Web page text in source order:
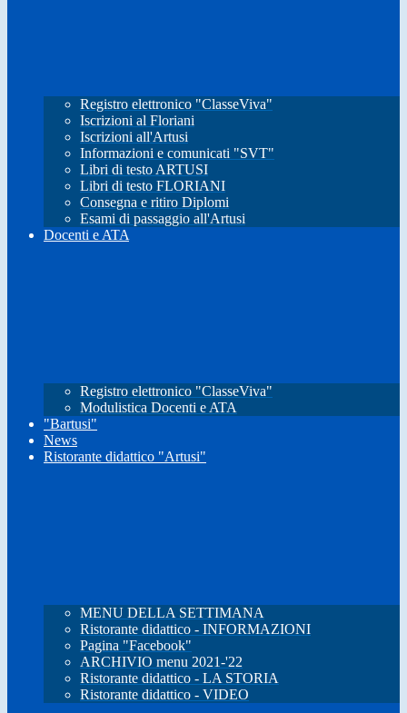
Registro elettronico "ClasseViva"
Iscrizioni al Floriani
Iscrizioni all'Artusi
Informazioni e comunicati "SVT"
Libri di testo ARTUSI
Libri di testo FLORIANI
Consegna e ritiro Diplomi
Esami di passaggio all'Artusi
Docenti e ATA
Registro elettronico "ClasseViva"
Modulistica Docenti e ATA
"Bartusi"
News
Ristorante didattico "Artusi"
MENU DELLA SETTIMANA
Ristorante didattico - INFORMAZIONI
Pagina "Facebook"
ARCHIVIO menu 2021-'22
Ristorante didattico - LA STORIA
Ristorante didattico - VIDEO